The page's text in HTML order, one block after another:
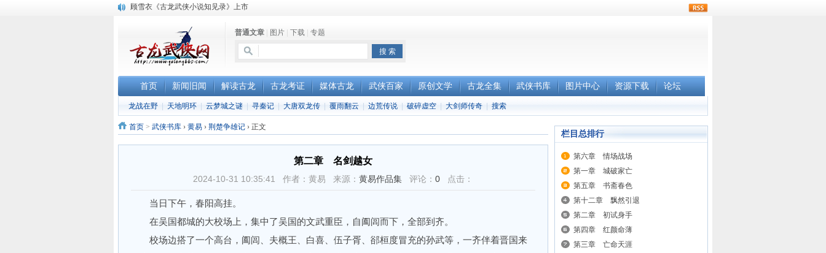
顾雪衣《古龙武侠小说知见录》上市
《古龙小说原貌探究》修订版已上市普通文章 图片 下载 专题
首页 新闻旧闻 解读古龙 古龙考证 媒体古龙 武侠百家 原创文学 古龙全集 武侠书库 图片中心 资源下载 论坛
龙战在野 天地明环 云梦城之谜 寻秦记 大唐双龙传 覆雨翻云 边荒传说 破碎虚空 大剑师传奇 搜索
首页 > 武侠书库 › 黄易 › 荆楚争雄记 › 正文
第二章 名剑越女
2024-10-31 10:35:41 作者：黄易 来源： 黄易作品集 评论： 0 点击：
当日下午，春阳高挂。
在吴国都城的大校场上，集中了吴国的文武重臣，自阖闾而下，全部到齐。
校场边搭了一个高台，阖闾、夫概王、白喜、伍子胥、郤桓度冒充的孙武等，一齐伴着晋国来
栏目总排行
第六章 情场战场
第一章 城破家亡
第五章 书斋春色
第十二章 飘然引退
第二章 初试身手
第四章 红颜命薄
第三章 亡命天涯